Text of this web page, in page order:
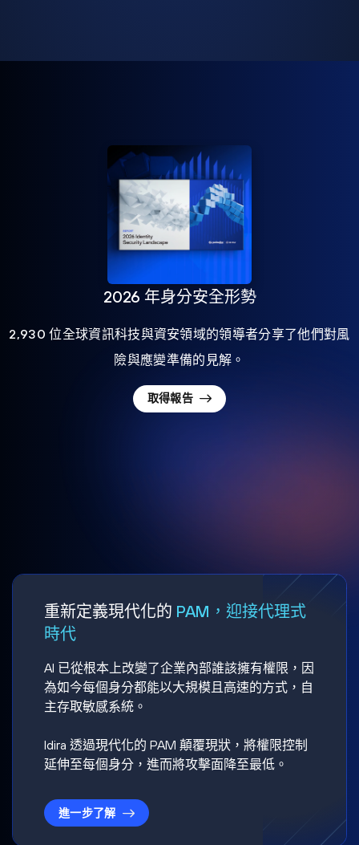
2026 年身分安全形勢
2,930 位全球資訊科技與資安領域的領導者分享了他們對風
險與應變準備的見解。
取得報告
重新定義現代化的 PAM，迎接代理式
時代
AI 已從根本上改變了企業內部誰該擁有權限，因
為如今每個身分都能以大規模且高速的方式，自
主存取敏感系統。
Idira 透過現代化的 PAM 顛覆現狀，將權限控制
延伸至每個身分，進而將攻擊面降至最低。
進一步了解